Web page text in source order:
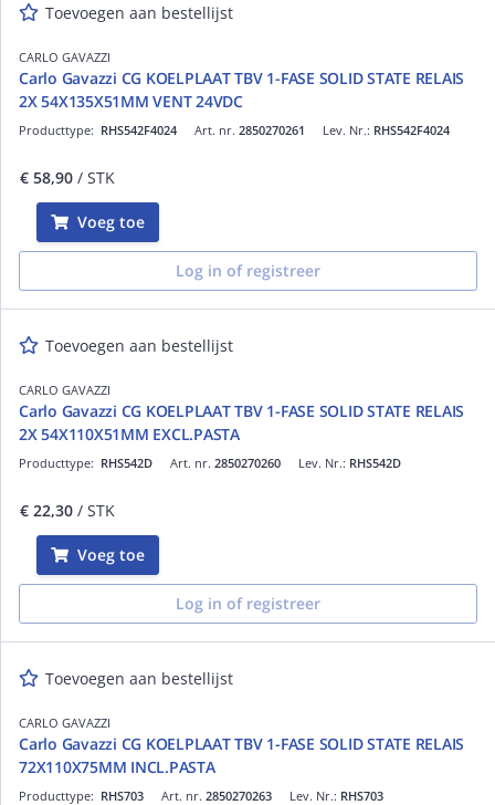
Toevoegen aan bestellijst
CARLO GAVAZZI
Carlo Gavazzi CG KOELPLAAT TBV 1-FASE SOLID STATE RELAIS
2X 54X135X51MM VENT 24VDC
Art. nr. 2850270261
Producttype: RHS542F4024 Lev. Nr.: RHS542F4024
€ 58,90 / STK
Voeg toe
Log in of registreer
Toevoegen aan bestellijst
CARLO GAVAZZI
Carlo Gavazzi CG KOELPLAAT TBV 1-FASE SOLID STATE RELAIS
2X 54X110X51MM EXCL.PASTA
Art. nr. 2850270260
Producttype: RHS542D Lev. Nr.: RHS542D
€ 22,30 / STK
Voeg toe
Log in of registreer
Toevoegen aan bestellijst
CARLO GAVAZZI
Carlo Gavazzi CG KOELPLAAT TBV 1-FASE SOLID STATE RELAIS
72X110X75MM INCL.PASTA
Art. nr. 2850270263
Producttype: RHS703 Lev. Nr.: RHS703